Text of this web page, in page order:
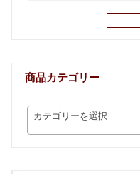
商品カテゴリー
カテゴリーを選択